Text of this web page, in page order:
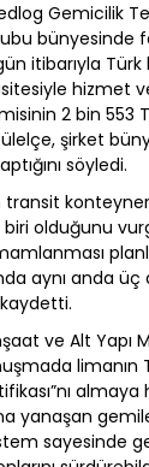
Gemicilik
bünyesinde
itibarıyla Türk
hizmet
2 bin 553
şirket
söyledi.
konteyner
olduğunu
aynı anda
ve Alt Yapı
limanın
almaya
yanaşan
sayesinde